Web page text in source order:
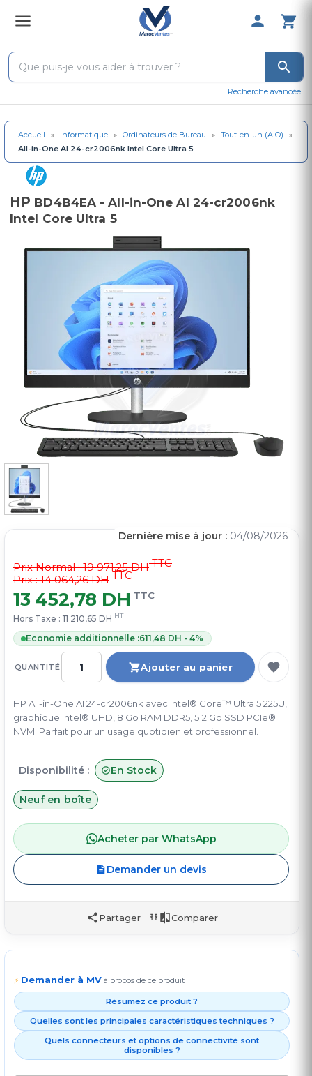
0 Produit
Recherche avancée
Accueil » Informatique » Ordinateurs de Bureau » Tout-en-un (AIO)
»
All-in-One AI 24-cr2006nk Intel Core Ultra 5
HP BD4B4EA - All-in-One AI 24-cr2006nk
Intel Core Ultra 5
QUANTITÉ Ajouter au panier
Prix Normal :19 971,25 DHTTC
Prix : 14 064,26 DHTTC
13 452,78 DH TTC
Hors Taxe : 11 210,65 DH HT
Economie additionnelle :611,48 DH - 4%
HP All-in-One AI 24-cr2006nk avec Intel® Core™ Ultra 5 225U,
graphique Intel® UHD, 8 Go RAM DDR5, 512 Go SSD PCIe®
NVM. Parfait pour un usage quotidien et professionnel.
Disponibilité : En Stock
Dernière mise à jour : 04/08/2026
Neuf en boîte
Acheter par WhatsApp
Demander un devis
Partager Comparer
⚡ Demander à MV à propos de ce produit
Résumez ce produit ?
Quelles sont les principales caractéristiques techniques ?
Quels connecteurs et options de connectivité sont
disponibles ?